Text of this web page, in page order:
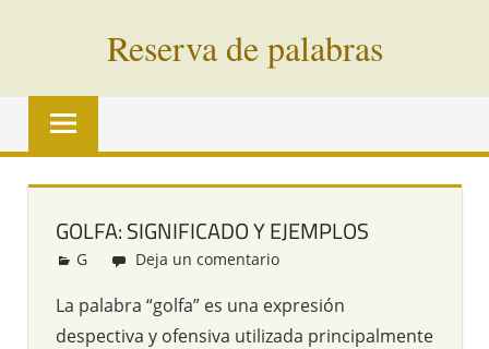
Reserva de palabras
Palabras
vías
todo
mundo
GOLFA: SIGNIFICADO Y EJEMPLOS
Redacción
G Deja un comentario
La palabra “golfa” es una expresión
despectiva y ofensiva utilizada principalmente